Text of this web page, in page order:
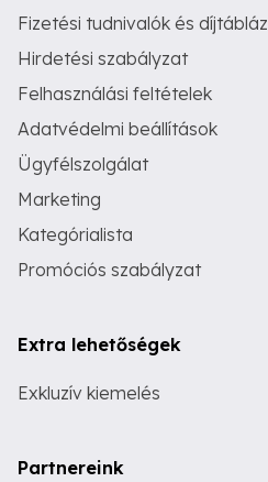
Fizetési tudnivalók és
Hirdetési szabályzat
Felhasználási feltételek
Adatvédelmi beállítások
Ügyfélszolgálat
Marketing
Kategórialista
Promóciós szabályzat
Extra lehetőségek
Exkluzív kiemelés
Partnereink